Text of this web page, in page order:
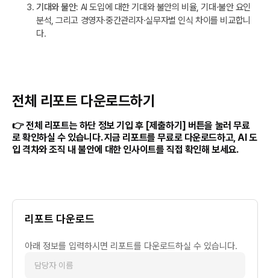
기대와 불안: AI 도입에 대한 기대와 불안의 비율, 기대·불안 요인
분석, 그리고 경영자·중간관리자·실무자별 인식 차이를 비교합니
다.
전체 리포트 다운로드하기
👉 전체 리포트는 하단 정보 기입 후 [제출하기] 버튼을 눌러 무료
로 확인하실 수 있습니다. 지금 리포트를 무료로 다운로드하고, AI 도
입 격차와 조직 내 불안에 대한 인사이트를 직접 확인해 보세요.
리포트 다운로드
아래 정보를 입력하시면 리포트를 다운로드하실 수 있습니다.